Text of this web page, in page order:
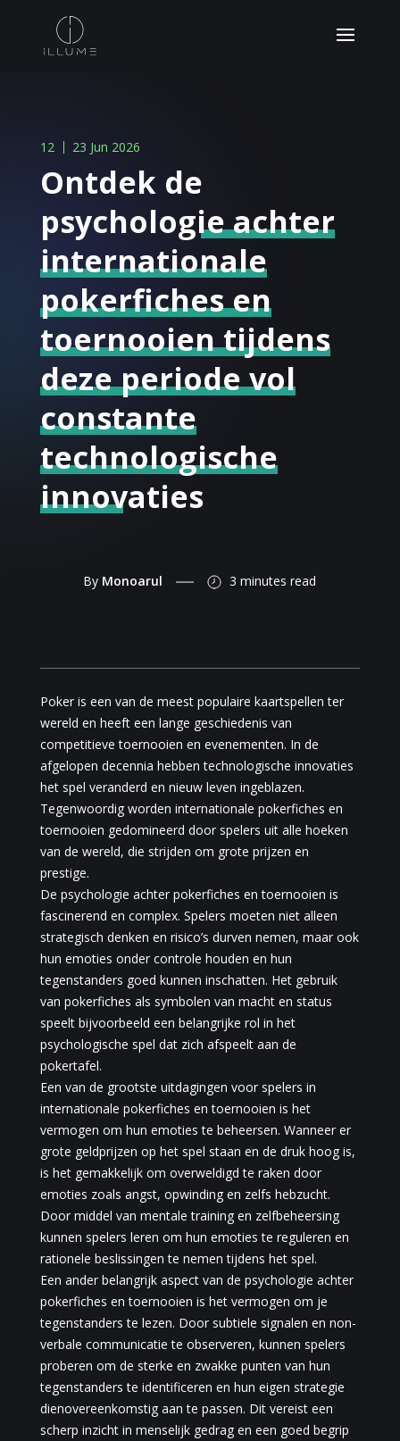
12 23 Jun 2026
Ontdek de
psychologie achter
internationale
pokerfiches en
toernooien tijdens
deze periode vol
constante
technologische
innovaties
By Monoarul 3 minutes read
Poker is een van de meest populaire kaartspellen ter
wereld en heeft een lange geschiedenis van
competitieve toernooien en evenementen. In de
afgelopen decennia hebben technologische innovaties
het spel veranderd en nieuw leven ingeblazen.
Tegenwoordig worden internationale pokerfiches en
toernooien gedomineerd door spelers uit alle hoeken
van de wereld, die strijden om grote prijzen en
prestige.
De psychologie achter pokerfiches en toernooien is
fascinerend en complex. Spelers moeten niet alleen
strategisch denken en risico’s durven nemen, maar ook
hun emoties onder controle houden en hun
tegenstanders goed kunnen inschatten. Het gebruik
van pokerfiches als symbolen van macht en status
speelt bijvoorbeeld een belangrijke rol in het
psychologische spel dat zich afspeelt aan de
pokertafel.
Een van de grootste uitdagingen voor spelers in
internationale pokerfiches en toernooien is het
vermogen om hun emoties te beheersen. Wanneer er
grote geldprijzen op het spel staan en de druk hoog is,
is het gemakkelijk om overweldigd te raken door
emoties zoals angst, opwinding en zelfs hebzucht.
Door middel van mentale training en zelfbeheersing
kunnen spelers leren om hun emoties te reguleren en
rationele beslissingen te nemen tijdens het spel.
Een ander belangrijk aspect van de psychologie achter
pokerfiches en toernooien is het vermogen om je
tegenstanders te lezen. Door subtiele signalen en non-
verbale communicatie te observeren, kunnen spelers
proberen om de sterke en zwakke punten van hun
tegenstanders te identificeren en hun eigen strategie
dienovereenkomstig aan te passen. Dit vereist een
scherp inzicht in menselijk gedrag en een goed begrip